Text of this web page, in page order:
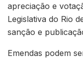
apreciação e
Legislativa do Rio
sanção e
Emendas podem